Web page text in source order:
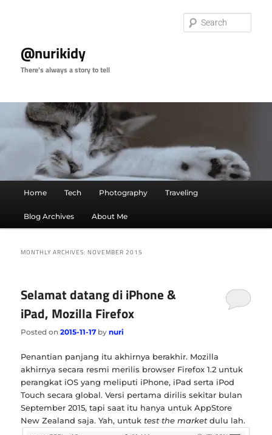
@nurikidy
There's always a story to tell
Home Tech Photography Traveling
Blog Archives About Me
MONTHLY ARCHIVES:NOVEMBER 2015
Selamat datang di iPhone &
iPad, Mozilla Firefox
Posted on2015-11-17 bynuri
Penantian panjang itu akhirnya berakhir. Mozilla
akhirnya secara resmi merilis browser Firefox 1.2 untuk
perangkat iOS yang meliputi iPhone, iPad serta iPod
Touch secara global. Versi pertama dirilis sekitar bulan
September 2015, tapi saat itu hanya untuk AppStore
New Zealand saja. Yah, untuktest the marketdulu lah.